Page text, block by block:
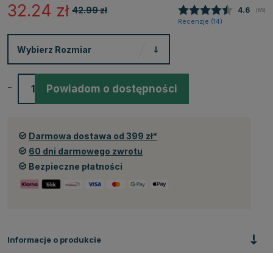
42.99zł
32.24 zł Średnia
4.6 (65)
Recenzje (14)
Wybierz Rozmiar
+
- Powiadom o dostępności
Darmowa dostawa od 399 zł*
60 dni darmowego zwrotu
Bezpieczne płatności
Informacje o produkcie